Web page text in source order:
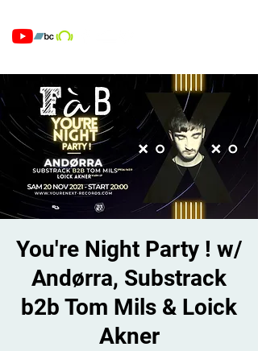
You're Night Party ! w/
Andørra, Substrack
b2b Tom Mils & Loick
Akner